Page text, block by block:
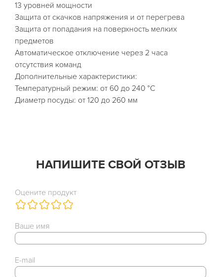
13 уровней мощности
Защита от скачков напряжения и от перегрева
Защита от попадания на поверхность мелких
предметов
Автоматическое отключение через 2 часа
отсутствия команд
Дополнительные характеристики:
Температурный режим: от 60 до 240 °C
Диаметр посуды: от 120 до 260 мм
НАПИШИТЕ СВОЙ ОТЗЫВ
Оцените продукт
Ваше имя
E-mail